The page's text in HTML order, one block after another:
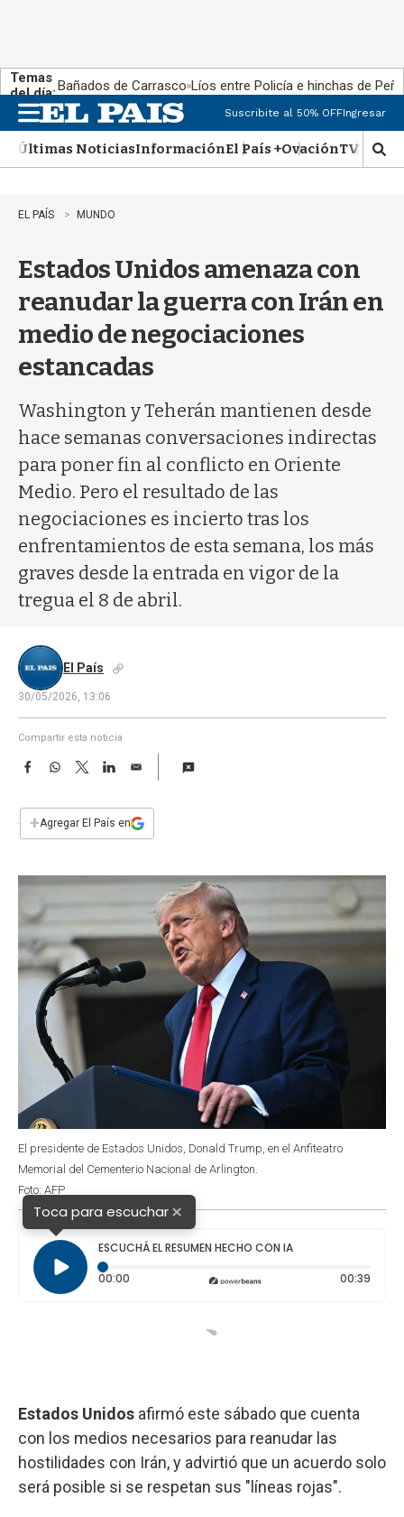
Temas
del día:Bañados de Carrasco Líos entre Policía e hinchas de
n
u
Suscribite al 50% OFFIngresar
Últimas NoticiasInformaciónEl País +OvaciónTV Show
M
o
�
EL PAÍS MUNDO
Estados Unidos amenaza con
reanudar la guerra con Irán en
medio de negociaciones
estancadas
Washington y Teherán mantienen desde
hace semanas conversaciones indirectas
para poner fin al conflicto en Oriente
Medio. Pero el resultado de las
negociaciones es incierto tras los
enfrentamientos de esta semana, los más
graves desde la entrada en vigor de la
tregua el 8 de abril.
El País
30/05/2026, 13:06
Compartir esta noticia
F
e
b
k
W
s
p
T
w
t
L
n
E
i
l
+Agregar El País en
El presidente de Estados Unidos, Donald Trump, en el Anfiteatro
Memorial del Cementerio Nacional de Arlington.
Foto: AFP
Toca para escuchar×
ESCUCHÁ EL RESUMEN HECHO CON IA
00:00 Tiempo transcurrido: 0 segundos 00:39
Estados Unidos afirmó este sábado que cuenta
con los medios necesarios para reanudar las
hostilidades con Irán, y advirtió que un acuerdo solo
será posible si se respetan sus "líneas rojas".